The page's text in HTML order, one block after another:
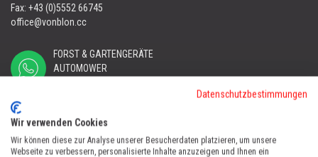
Fax: +43 (0)5552 66745
office@vonblon.cc
FORST & GARTENGERÄTE
AUTOMOWER
AUTOMOWER
Automower Kundendienst Nüziders
Tel:+43 (0)5552 31607
Datenschutzbestimmungen
Wir verwenden Cookies
Wir können diese zur Analyse unserer Besucherdaten platzieren, um unsere
Webseite zu verbessern, personalisierte Inhalte anzuzeigen und Ihnen ein